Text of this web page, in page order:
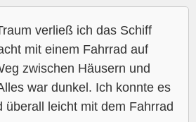
verließ ich das Schiff
mit einem Fahrrad auf
zwischen Häusern und
war dunkel. Ich konnte es
überall leicht mit dem Fahrrad